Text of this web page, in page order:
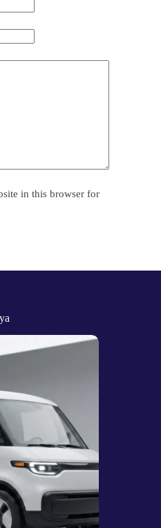
in this browser for